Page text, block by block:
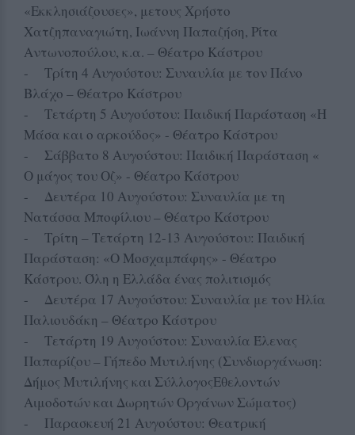
«Εκκλησιάζουσες», μετους Χρήστο
Χατζηπαναγιώτη, Ιωάννη Παπαζήση, Ρίτα
Αντωνοπούλου, κ.α. – Θέατρο Κάστρου
- Τρίτη 4 Αυγούστου: Συναυλία με τον Πάνο
Βλάχο – Θέατρο Κάστρου
- Τετάρτη 5 Αυγούστου: Παιδική Παράσταση «Η
Μάσα και ο αρκούδος» - Θέατρο Κάστρου
- Σάββατο 8 Αυγούστου: Παιδική Παράσταση «
Ο μάγος του Οζ» - Θέατρο Κάστρου
- Δευτέρα 10 Αυγούστου: Συναυλία με τη
Νατάσσα Μποφίλιου – Θέατρο Κάστρου
- Τρίτη – Τετάρτη 12-13 Αυγούστου: Παιδική
Παράσταση: «Ο Μοσχαμπάφης» - Θέατρο
Κάστρου. Όλη η Ελλάδα ένας πολιτισμός
- Δευτέρα 17 Αυγούστου: Συναυλία με τον Ηλία
Παλιουδάκη – Θέατρο Κάστρου
- Τετάρτη 19 Αυγούστου: Συναυλία Έλενας
Παπαρίζου – Γήπεδο Μυτιλήνης (Συνδιοργάνωση:
Δήμος Μυτιλήνης και ΣύλλογοςΕθελοντών
Αιμοδοτών και Δωρητών Οργάνων Σώματος)
- Παρασκευή 21 Αυγούστου: Θεατρική